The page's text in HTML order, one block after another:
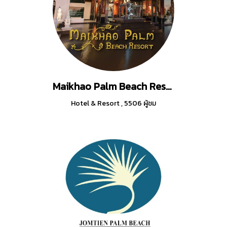
Maikhao Palm Beach Resort
Hotel & Resort,5506 ผู้ชม